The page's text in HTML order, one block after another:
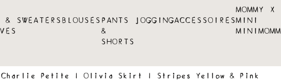
&
SWEATERSBLOUSESPANTS
&
SHORTS
JOGGINGACCESSOIRES
MOMMY X
MINI
MINI
Charlie Petite | Olivia Skirt | Stripes Yellow & Pink